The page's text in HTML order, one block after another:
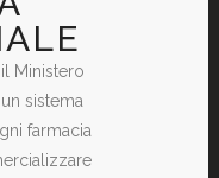
Ministero
sistema
farmacia